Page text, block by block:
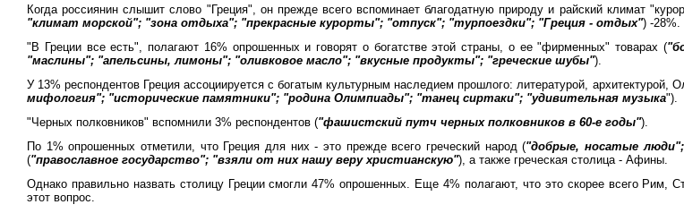
Когда россиянин слышит слово "Греция", он прежде всего вспоминает благодатную природу и райский климат
"климат морской"; "зона отдыха"; "прекрасные курорты"; "отпуск"; "турпоездки"; "Греция - отдых") -28%.
"В Греции все есть", полагают 16% опрошенных и говорят о богатстве этой страны, о ее "фирменных" товарах (
"маслины"; "апельсины, лимоны"; "оливковое масло"; "вкусные продукты"; "греческие шубы").
У 13% респондентов Греция ассоциируется с богатым культурным наследием прошлого: литературой,
мифология"; "исторические памятники"; "родина Олимпиады"; "танец сиртаки"; "удивительная музыка").
"Черных полковников" вспомнили 3% респондентов ("фашистский путч черных полковников в 60-е годы").
По 1% опрошенных отметили, что Греция для них - это прежде всего греческий народ ("добрые, носатые
("православное государство"; "взяли от них нашу веру христианскую"), а также греческая столица - Афины.
Однако правильно назвать столицу Греции смогли 47% опрошенных. Еще 4% полагают, что это скорее всего Рим,
этот вопрос.